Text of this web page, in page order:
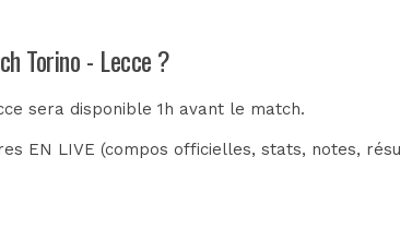
Torino - Lecce ?
sera disponible 1h avant le match.
EN LIVE (compos officielles, stats, notes,